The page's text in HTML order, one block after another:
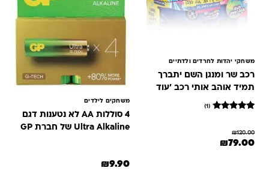
משחקי יהדות לחרדים ולדתיים
רכב שר ומנגן השם יתברך
תמיד אוהב אותי רכב 'עוד
יותר טוב'
מתוך 5
מבוסס על
(1)
₪120.00
המחיר המקורי היה: ₪120.00.
₪79.00
משחקים לילדים
4 סוללות AA לא נטענות דגם
Ultra Alkaline של חברת GP
₪9.90